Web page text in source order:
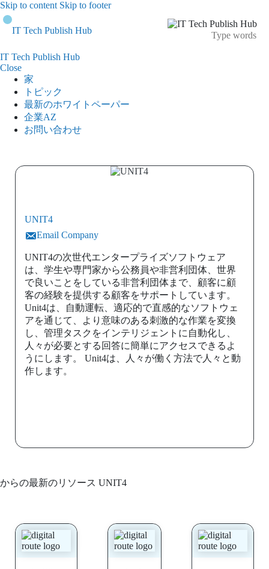
Skip to content Skip to footer
IT Tech Publish Hub
IT Tech Publish Hub
Close
家
トピック
最新のホワイトペーパー
企業AZ
お問い合わせ
UNIT4
Email Company
UNIT4の次世代エンタープライズソフトウェア
は、学生や専門家から公務員や非営利団体、世界
で良いことをしている非営利団体まで、顧客に顧
客の経験を提供する顧客をサポートしています。
Unit4は、自動運転、適応的で直感的なソフトウェ
アを通じて、より意味のある刺激的な作業を変換
し、管理タスクをインテリジェントに自動化し、
人々が必要とする回答に簡単にアクセスできるよ
うにします。 Unit4は、人々が働く方法で人々と動
作します。
からの最新のリソース UNIT4